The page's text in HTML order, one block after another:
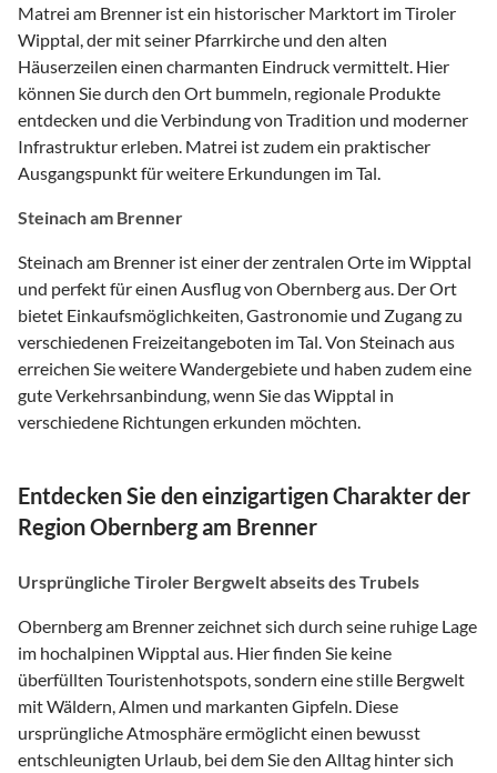
Matrei am Brenner ist ein historischer Marktort im Tiroler
Wipptal, der mit seiner Pfarrkirche und den alten
Häuserzeilen einen charmanten Eindruck vermittelt. Hier
können Sie durch den Ort bummeln, regionale Produkte
entdecken und die Verbindung von Tradition und moderner
Infrastruktur erleben. Matrei ist zudem ein praktischer
Ausgangspunkt für weitere Erkundungen im Tal.
Steinach am Brenner
Steinach am Brenner ist einer der zentralen Orte im Wipptal
und perfekt für einen Ausflug von Obernberg aus. Der Ort
bietet Einkaufsmöglichkeiten, Gastronomie und Zugang zu
verschiedenen Freizeitangeboten im Tal. Von Steinach aus
erreichen Sie weitere Wandergebiete und haben zudem eine
gute Verkehrsanbindung, wenn Sie das Wipptal in
verschiedene Richtungen erkunden möchten.
Entdecken Sie den einzigartigen Charakter der
Region Obernberg am Brenner
Ursprüngliche Tiroler Bergwelt abseits des Trubels
Obernberg am Brenner zeichnet sich durch seine ruhige Lage
im hochalpinen Wipptal aus. Hier finden Sie keine
überfüllten Touristenhotspots, sondern eine stille Bergwelt
mit Wäldern, Almen und markanten Gipfeln. Diese
ursprüngliche Atmosphäre ermöglicht einen bewusst
entschleunigten Urlaub, bei dem Sie den Alltag hinter sich